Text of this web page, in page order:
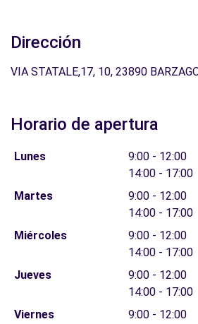
Dirección
VIA STATALE,17, 10, 23890
Horario de apertura
Lunes
9:00 - 12:00
14:00 - 17:00
Martes
9:00 - 12:00
14:00 - 17:00
Miércoles
9:00 - 12:00
14:00 - 17:00
Jueves
9:00 - 12:00
14:00 - 17:00
Viernes
9:00 - 12:00